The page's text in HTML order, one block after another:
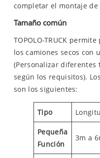
completar el montaje de
Tamaño común
TOPOLO-TRUCK
los camiones secos con
(Personalizar diferentes
según los requisitos).
son los siguientes:
Tipo
Pequeña
Función
3m a